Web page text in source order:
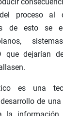
proceso al
de esto se
que dejarían
es una
de